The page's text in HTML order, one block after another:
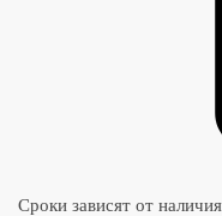
Сроки зависят от